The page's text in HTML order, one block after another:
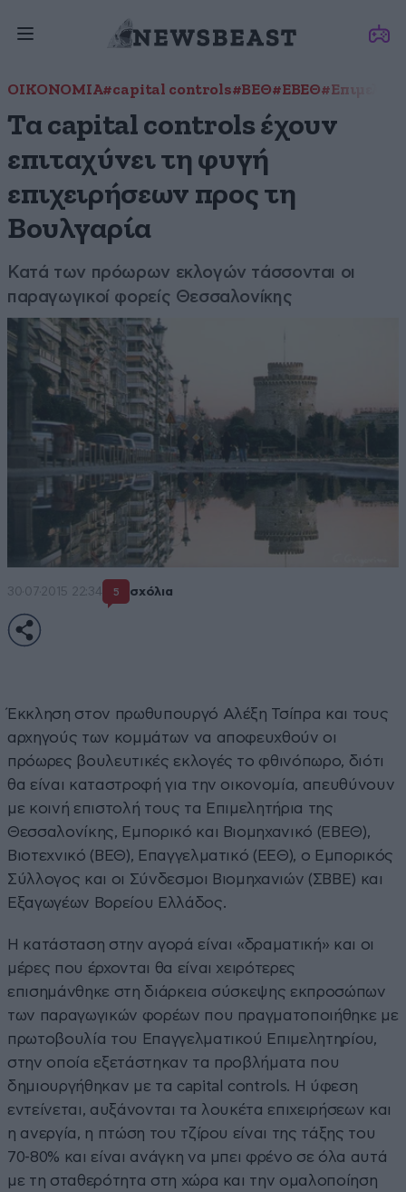
ΟΙΚΟΝΟΜΙΑ#capital controls#ΒΕΘ#ΕΒΕΘ
Τα capital controls έχουν
επιταχύνει τη φυγή
επιχειρήσεων προς τη
Βουλγαρία
Κατά των πρόωρων εκλογών τάσσονται οι
παραγωγικοί φορείς Θεσσαλονίκης
30·07·2015 22:34 5 σχόλια
Έκκληση στον πρωθυπουργό Αλέξη Τσίπρα και τους
αρχηγούς των κομμάτων να αποφευχθούν οι
πρόωρες βουλευτικές εκλογές το φθινόπωρο, διότι
θα είναι καταστροφή για την οικονομία, απευθύνουν
με κοινή επιστολή τους τα Επιμελητήρια της
Θεσσαλονίκης, Εμπορικό και Βιομηχανικό (ΕΒΕΘ),
Βιοτεχνικό (ΒΕΘ), Επαγγελματικό (ΕΕΘ), ο Εμπορικός
Σύλλογος και οι Σύνδεσμοι Βιομηχανιών (ΣΒΒΕ) και
Εξαγωγέων Βορείου Ελλάδος.
Η κατάσταση στην αγορά είναι «δραματική» και οι
μέρες που έρχονται θα είναι χειρότερες
επισημάνθηκε στη διάρκεια σύσκεψης εκπροσώπων
των παραγωγικών φορέων που πραγματοποιήθηκε με
πρωτοβουλία του Επαγγελματικού Επιμελητηρίου,
στην οποία εξετάστηκαν τα προβλήματα που
δημιουργήθηκαν με τα capital controls. Η ύφεση
εντείνεται, αυξάνονται τα λουκέτα επιχειρήσεων και
η ανεργία, η πτώση του τζίρου είναι της τάξης του
70-80% και είναι ανάγκη να μπει φρένο σε όλα αυτά
με τη σταθερότητα στη χώρα και την ομαλοποίηση